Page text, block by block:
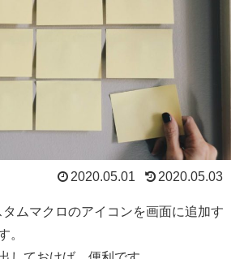
2020.05.01 2020.05.03
ムマクロのアイコンを画面に追加す
。